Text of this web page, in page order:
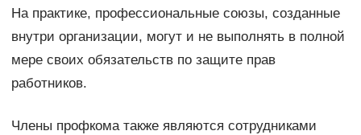
На практике, профессиональные союзы, созданные
внутри организации, могут и не выполнять в полной
мере своих обязательств по защите прав
работников.
Члены профкома также являются сотрудниками